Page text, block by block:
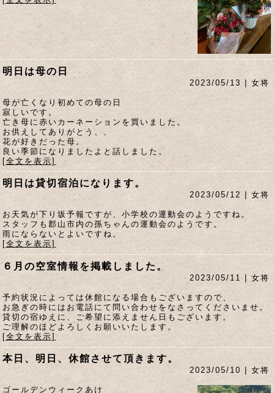
明日は母の日
2023/05/13 | 女将
母が亡くなり初めての母の日
寂しいです。
亡き母に赤いカーネーションを買いました。
お供えしてありがとう、、
花が好きだった母。
良い季節になりましたよと話しました。
[全文を表示]
明日は貸切宿泊になります。
2023/05/12 | 女将
お天気が下り坂予報ですが、小学校の運動会のようですね。
スタッフも郡山市内の孫ちゃんの運動会のようです。
雨にならないとよいですね。
[全文を表示]
６月の空室情報を掲載しました。
2023/05/11 | 女将
予約状況によっては休館になる場合もございますので、
お急ぎの時にはお電話にて問い合わせをなさってくださいませ。
貸切の宿ゆえに、ご希望に添えません日もございます。
ご理解のほどよろしくお願いいたします。
[全文を表示]
本日、明日、休館させて頂きます。
2023/05/10 | 女将
ゴールデンウィークあけ